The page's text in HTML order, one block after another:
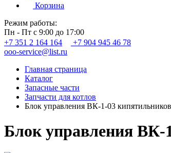
Корзина
Режим работы:
Пн - Пт с 9:00 до 17:00
+7 351 2 164 164
+7 904 945 46 78
ooo-service@list.ru
Главная страница
Каталог
Запасные части
Запчасти для котлов
Блок управления ВК-1-03
Блок управления